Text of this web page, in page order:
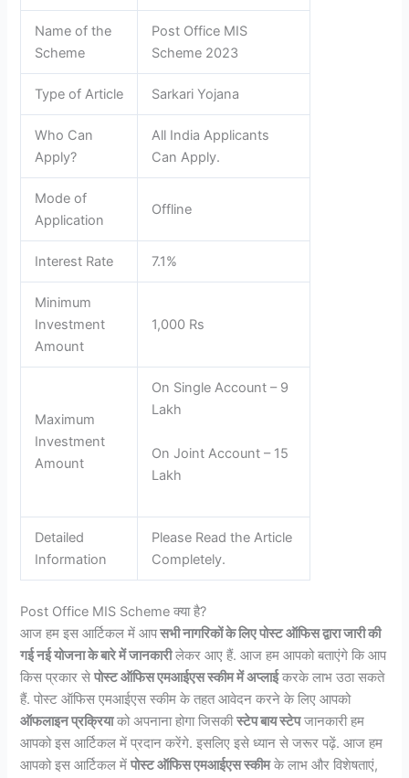
Name of the
Scheme
Post Office MIS
Scheme 2023
Type of Article Sarkari Yojana
Who Can
Apply?
All India Applicants
Can Apply.
Mode of
Application
Offline
Interest Rate 7.1%
Minimum
Investment
Amount
1,000 Rs
Maximum
Investment
Amount
On Single Account – 9
Lakh
On Joint Account – 15
Lakh
Detailed
Information
Please Read the Article
Completely.
Post Office MIS Scheme क्या है?
आज हम इस आर्टिकल में आपसभी नागरिकों के लिए पोस्ट ऑफिस द्वारा जारी की
गई नई योजना के बारे में जानकारीलेकर आए हैं. आज हम आपको बताएंगे कि आप
किस प्रकार सेपोस्ट ऑफिस एमआईएस स्कीम में अप्लाईकरके लाभ उठा सकते
हैं. पोस्ट ऑफिस एमआईएस स्कीम के तहत आवेदन करने के लिए आपको
ऑफलाइन प्रक्रियाको अपनाना होगा जिसकीस्टेप बाय स्टेपजानकारी हम
आपको इस आर्टिकल में प्रदान करेंगे. इसलिए इसे ध्यान से जरूर पढ़ें. आज हम
आपको इस आर्टिकल मेंपोस्ट ऑफिस एमआईएस स्कीमके लाभ और विशेषताएं,